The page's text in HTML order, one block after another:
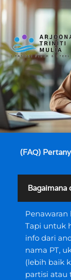
(FAQ)
Bagaimana
Penawaran
Tapi untuk
info dari
nama PT,
(lebih baik
partisi atau